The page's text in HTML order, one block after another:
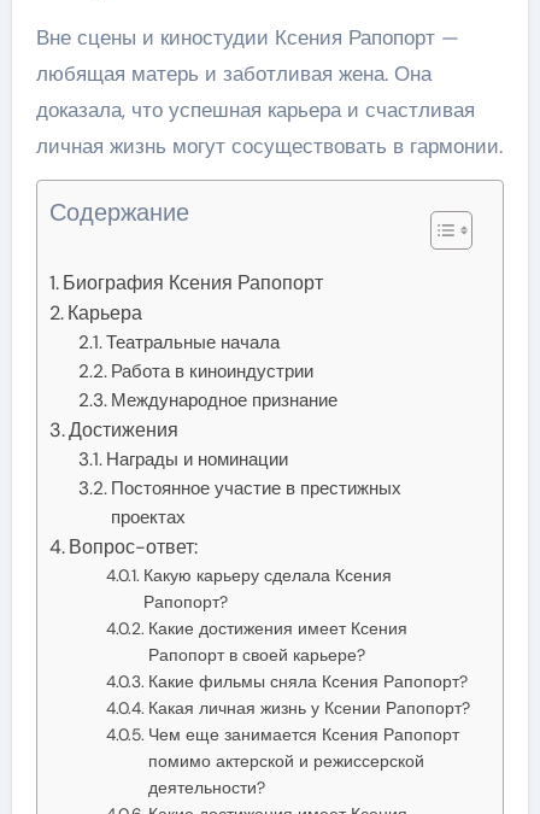
Вне сцены и киностудии Ксения Рапопорт —
любящая матерь и заботливая жена. Она
доказала, что успешная карьера и счастливая
личная жизнь могут сосуществовать в гармонии.
Содержание
Биография Ксения Рапопорт
Карьера
Театральные начала
Работа в киноиндустрии
Международное признание
Достижения
Награды и номинации
Постоянное участие в престижных
проектах
Вопрос-ответ:
Какую карьеру сделала Ксения
Рапопорт?
Какие достижения имеет Ксения
Рапопорт в своей карьере?
Какие фильмы сняла Ксения Рапопорт?
Какая личная жизнь у Ксении Рапопорт?
Чем еще занимается Ксения Рапопорт
помимо актерской и режиссерской
деятельности?